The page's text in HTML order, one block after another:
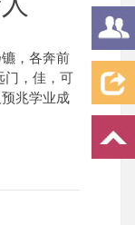
，各奔前
门，佳，可
兆学业成